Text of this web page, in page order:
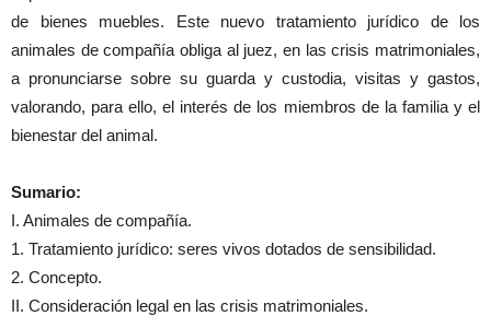
de bienes muebles. Este nuevo tratamiento jurídico de los
animales de compañía obliga al juez, en las crisis matrimoniales,
a pronunciarse sobre su guarda y custodia, visitas y gastos,
valorando, para ello, el interés de los miembros de la familia y el
bienestar del animal.
Sumario:
I. Animales de compañía.
1. Tratamiento jurídico: seres vivos dotados de sensibilidad.
2. Concepto.
II. Consideración legal en las crisis matrimoniales.